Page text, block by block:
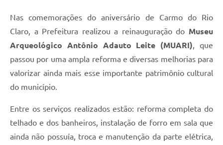
Nas comemorações do aniversário de Carmo do Rio
Claro, a Prefeitura realizou a reinauguração do Museu
Arqueológico Antônio Adauto Leite (MUARI) , que
passou por uma ampla reforma e diversas melhorias para
valorizar ainda mais esse importante patrimônio cultural
do município.
Entre os serviços realizados estão: reforma completa do
telhado e dos banheiros, instalação de forro em sala que
ainda não possuía, troca e manutenção da parte elétrica,